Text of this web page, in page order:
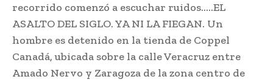
recorrido comenzó a escuchar ruidos…..EL
ASALTO DEL SIGLO. YA NI LA FIEGAN. Un
hombre es detenido en la tienda de Coppel
Canadá, ubicada sobre la calle Veracruz entre
Amado Nervo y Zaragoza de la zona centro de